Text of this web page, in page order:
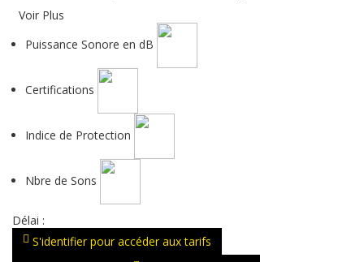
Voir Plus
Puissance Sonore en dB
Certifications
Indice de Protection
Nbre de Sons
Délai :
S'identifier pour accéder aux tarifs